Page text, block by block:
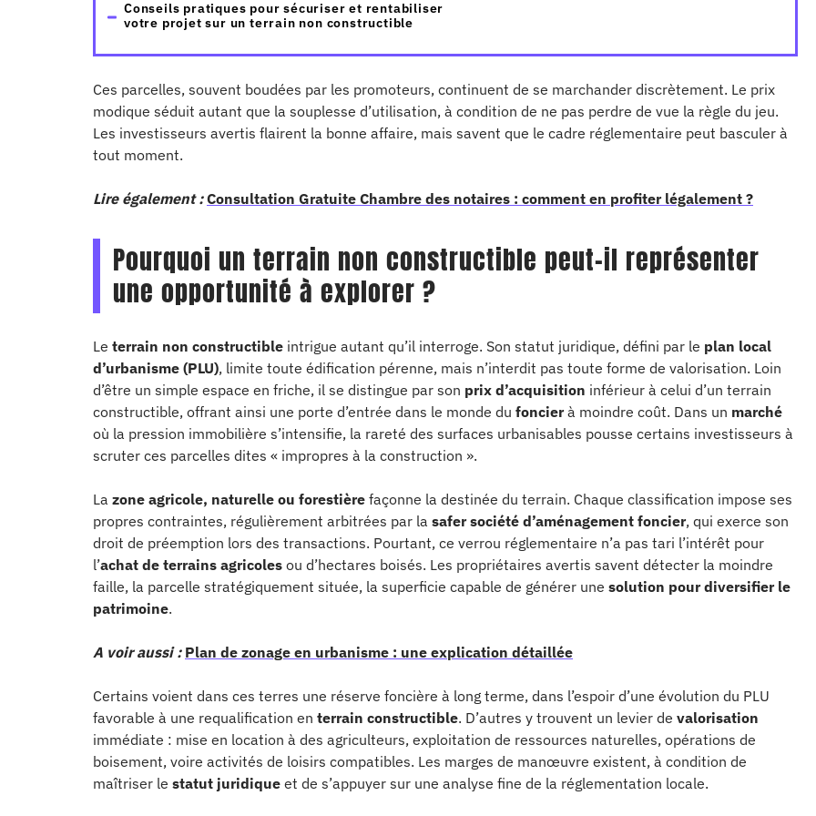
Conseils pratiques pour sécuriser et rentabiliser
votre projet sur un terrain non constructible
Ces parcelles, souvent boudées par les promoteurs, continuent de se marchander discrètement. Le prix
modique séduit autant que la souplesse d’utilisation, à condition de ne pas perdre de vue la règle du jeu.
Les investisseurs avertis flairent la bonne affaire, mais savent que le cadre réglementaire peut basculer à
tout moment.
Lire également : Consultation Gratuite Chambre des notaires : comment en profiter légalement ?
Pourquoi un terrain non constructible peut-il représenter
une opportunité à explorer ?
Le terrain non constructible intrigue autant qu’il interroge. Son statut juridique, défini par le plan local
d’urbanisme (PLU), limite toute édification pérenne, mais n’interdit pas toute forme de valorisation. Loin
d’être un simple espace en friche, il se distingue par son prix d’acquisition inférieur à celui d’un terrain
constructible, offrant ainsi une porte d’entrée dans le monde du foncierà moindre coût. Dans un marché
où la pression immobilière s’intensifie, la rareté des surfaces urbanisables pousse certains investisseurs à
scruter ces parcelles dites « impropres à la construction ».
La zone agricole, naturelle ou forestière façonne la destinée du terrain. Chaque classification impose ses
propres contraintes, régulièrement arbitrées par la safer société d’aménagement foncier, qui exerce son
droit de préemption lors des transactions. Pourtant, ce verrou réglementaire n’a pas tari l’intérêt pour
l’achat de terrains agricoles ou d’hectares boisés. Les propriétaires avertis savent détecter la moindre
faille, la parcelle stratégiquement située, la superficie capable de générer une solution pour diversifier le
patrimoine.
A voir aussi : Plan de zonage en urbanisme : une explication détaillée
Certains voient dans ces terres une réserve foncière à long terme, dans l’espoir d’une évolution du PLU
favorable à une requalification en terrain constructible. D’autres y trouvent un levier de valorisation
immédiate : mise en location à des agriculteurs, exploitation de ressources naturelles, opérations de
boisement, voire activités de loisirs compatibles. Les marges de manœuvre existent, à condition de
maîtriser le statut juridique et de s’appuyer sur une analyse fine de la réglementation locale.